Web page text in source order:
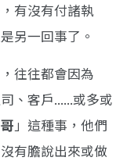
有沒有付諸執
另一回事了。
往往都會因為
、客戶......或多或
」這種事，他們
有膽說出來或做